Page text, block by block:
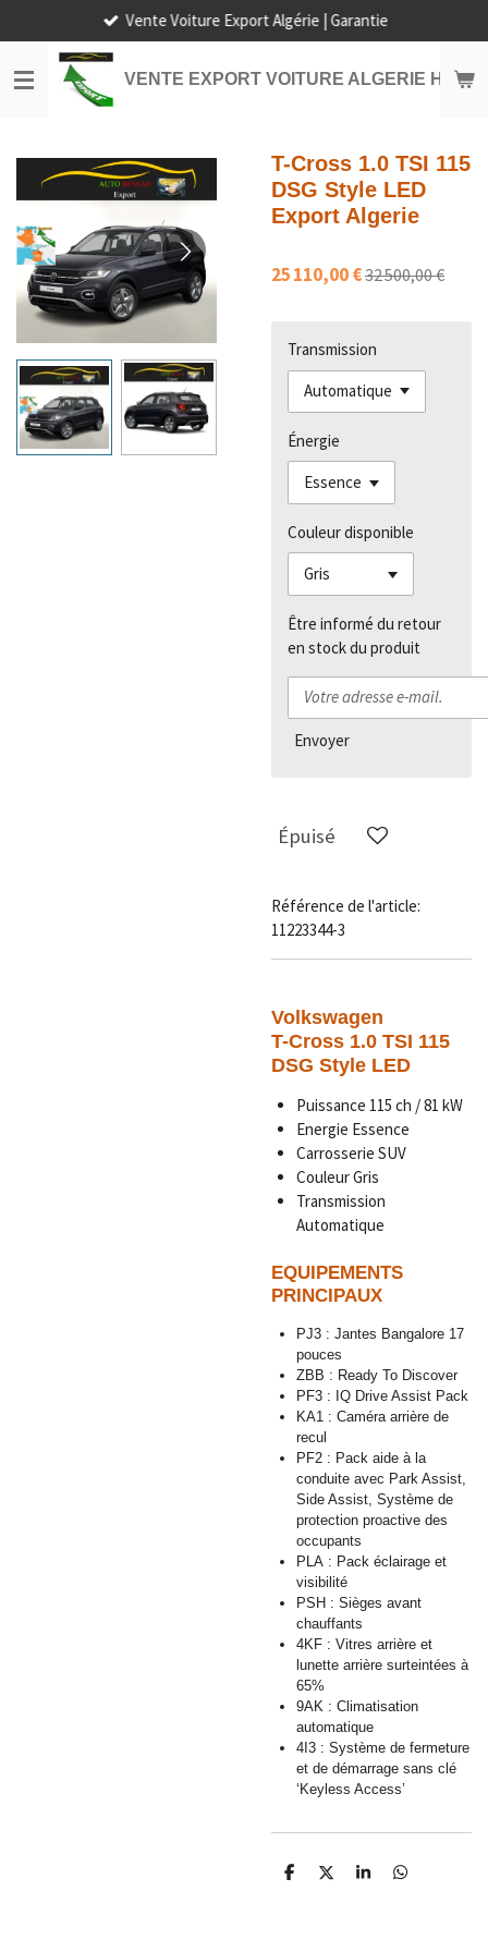
au
contenu
principal
VENTE EXPORT VOITURE ALGERIE HORS
Vente Voiture Export Algérie | Garantie
T-Cross 1.0 TSI 115
DSG Style LED
Export Algerie
25 110,00 €32 500,00 €
Transmission
Énergie
Couleur disponible
Être informé du retour
en stock du produit
Envoyer
Épuisé
Référence de l'article:
11223344-3
Volkswagen
T-Cross 1.0 TSI 115
DSG Style LED
Puissance 115 ch / 81 kW
Energie Essence
Carrosserie SUV
Couleur Gris
Transmission
Automatique
EQUIPEMENTS
PRINCIPAUX
PJ3 : Jantes Bangalore 17
pouces
ZBB : Ready To Discover
PF3 : IQ Drive Assist Pack
KA1 : Caméra arrière de
recul
PF2 : Pack aide à la
conduite avec Park Assist,
Side Assist, Système de
protection proactive des
occupants
PLA : Pack éclairage et
visibilité
PSH : Sièges avant
chauffants
4KF : Vitres arrière et
lunette arrière surteintées à
65%
9AK : Climatisation
automatique
4I3 : Système de fermeture
et de démarrage sans clé
‘Keyless Access’
P
P
P
P